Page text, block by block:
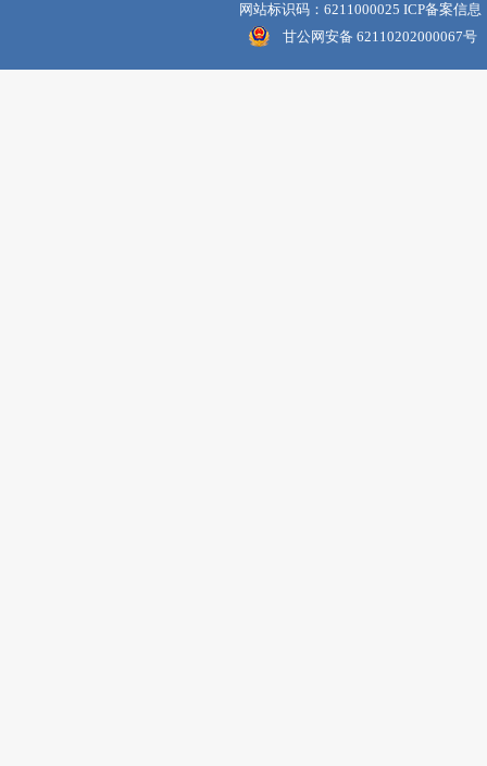
网站标识码：6211000025 ICP备案信息
甘公网安备 62110202000067号